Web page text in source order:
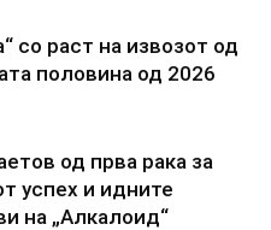
со раст на извозот од
половина од 2026
од прва рака за
успех и идните
на „Алкалоид“